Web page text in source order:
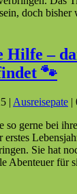
doch bisher
Hilfe –
🐾
| Ausreisepate |
gerne bei
Sie hat
Abenteuer für